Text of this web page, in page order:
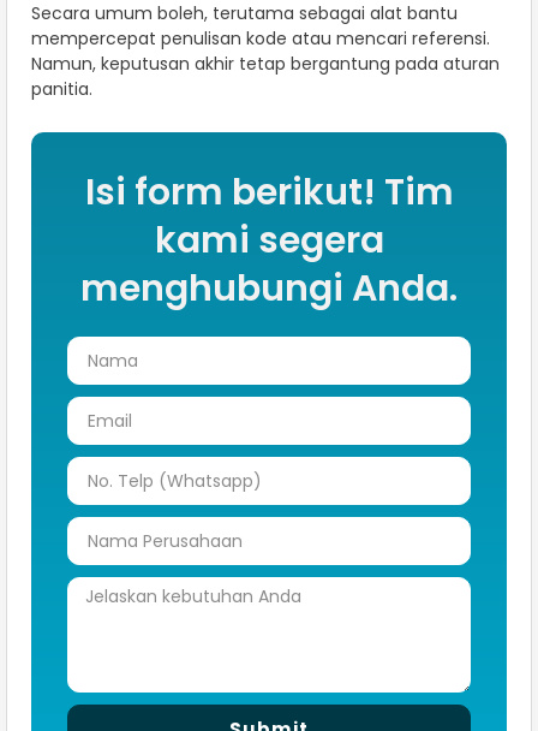
Secara umum boleh, terutama sebagai alat bantu
mempercepat penulisan kode atau mencari referensi.
Namun, keputusan akhir tetap bergantung pada aturan
panitia.
Isi form berikut! Tim
kami segera
menghubungi Anda.